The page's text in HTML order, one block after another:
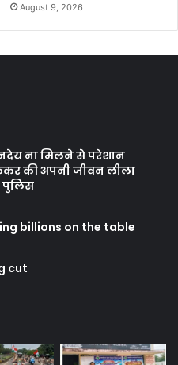
August 9, 2026
ना मिलने से परेशान
की अपनी जीवन लीला
पुलिस
billions on the table
cut